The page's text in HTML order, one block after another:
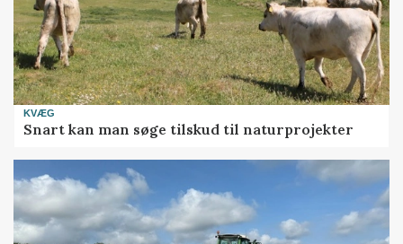
KVÆG
Snart kan man søge tilskud til naturprojekter